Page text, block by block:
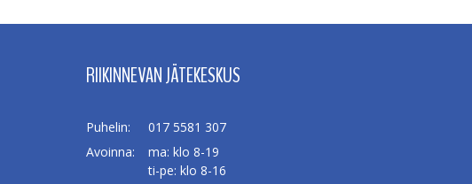
RIIKINNEVAN JÄTEKESKUS
Puhelin:
017 5581 307
Avoinna:
ma: klo 8-19
ti-pe: klo 8-16